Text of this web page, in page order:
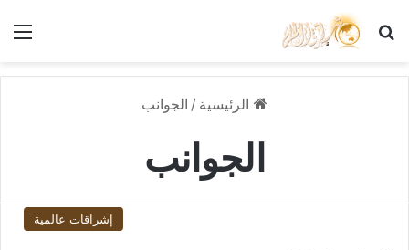
بحث عن
الرئيسية / الجوانب
الجوانب
إشراقات عالمية